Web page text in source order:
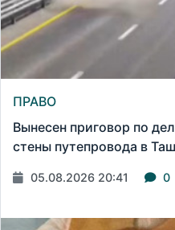
ПРАВО
Вынесен приговор по
стены путепровода в
05.08.2026 20:41 0